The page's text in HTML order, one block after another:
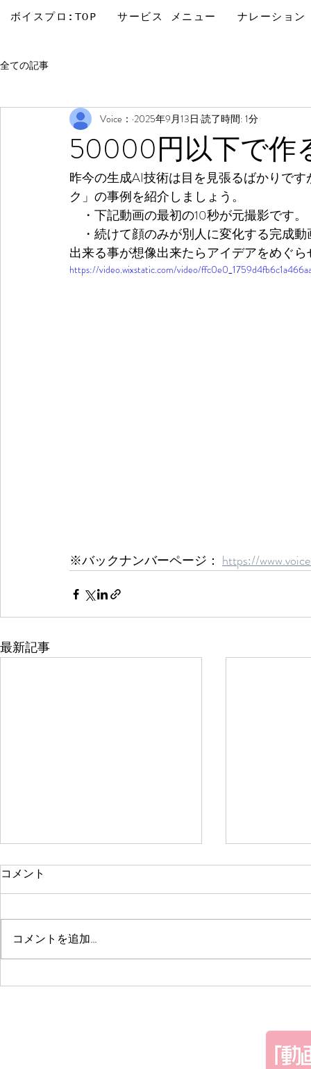
ボイスプロ:TOP サービス メニュー ナレーション
全ての記事
50000円以下で作
Voice： 2025年9月13日 読了時間: 1分
昨今の生成AI技術は目を見張るばかりで
ク」の事例を紹介しましょう。
・下記動画の最初の10秒が元撮影です。
・続けて顔のみが別人に変化する完成
出来る事が想像出来たらアイデアをめぐ
https://video.wixstatic.com/video/
※バックナンバーページ： https://
最新記事
コメント
コメントを追加…